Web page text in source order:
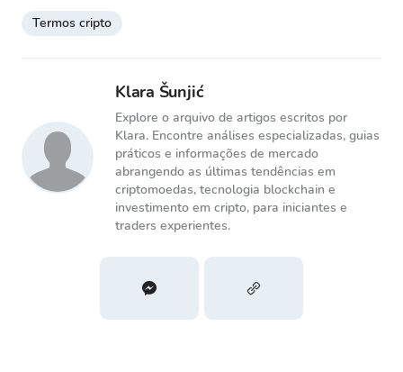
Termos cripto
Klara Šunjić
Explore o arquivo de artigos escritos por
Klara. Encontre análises especializadas, guias
práticos e informações de mercado
abrangendo as últimas tendências em
criptomoedas, tecnologia blockchain e
investimento em cripto, para iniciantes e
traders experientes.